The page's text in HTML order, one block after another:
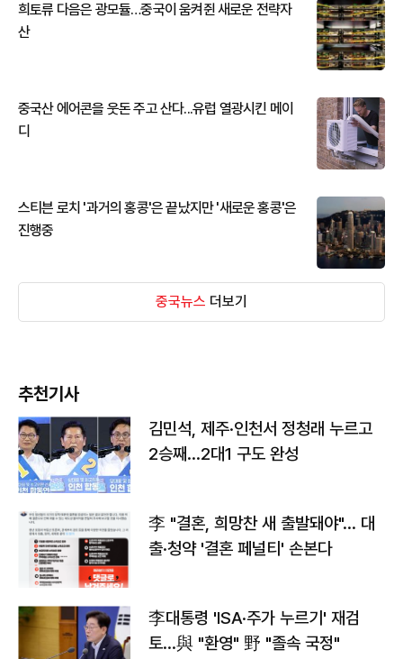
희토류 다음은 광모듈…중국이 움켜쥔 새로운 전략자
산
중국산 에어콘을 웃돈 주고 산다...유럽 열광시킨 메이
디
스티븐 로치 '과거의 홍콩'은 끝났지만 '새로운 홍콩'은
진행중
중국뉴스 더보기
추천기사
김민석, 제주·인천서 정청래 누르고
2승째…2대1 구도 완성
李 "결혼, 희망찬 새 출발돼야"… 대
출·청약 '결혼 페널티' 손본다
李대통령 'ISA·주가 누르기' 재검
토…與 "환영" 野 "졸속 국정"